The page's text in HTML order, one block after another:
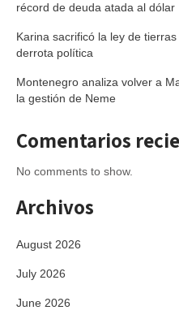
récord de deuda atada al dólar
Karina sacrificó la ley de
derrota política
Montenegro analiza volver a
la gestión de Neme
Comentarios
No comments to show.
Archivos
August 2026
July 2026
June 2026